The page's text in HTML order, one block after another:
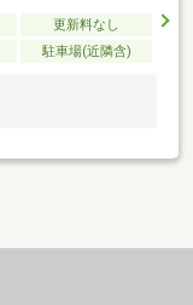
更新料なし
駐車場(近隣含)